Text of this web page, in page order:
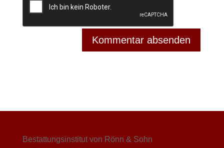
Bestattungsinstitut von Rönn & Sohn